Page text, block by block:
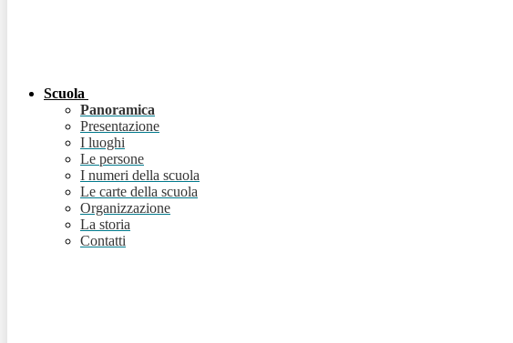
Scuola
Panoramica
Presentazione
I luoghi
Le persone
I numeri della scuola
Le carte della scuola
Organizzazione
La storia
Contatti